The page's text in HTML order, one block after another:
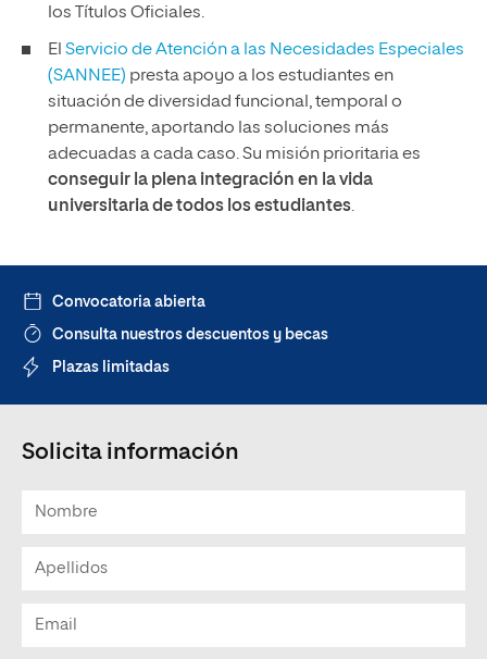
los Títulos Oficiales.
El Servicio de Atención a las Necesidades Especiales
(SANNEE) presta apoyo a los estudiantes en
situación de diversidad funcional, temporal o
permanente, aportando las soluciones más
adecuadas a cada caso. Su misión prioritaria es
conseguir la plena integración en la vida
universitaria de todos los estudiantes.
Convocatoria abierta
Consulta nuestros descuentos y becas
Plazas limitadas
Solicita información